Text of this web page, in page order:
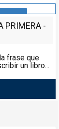
PRIMERA -
frase que
un libro...